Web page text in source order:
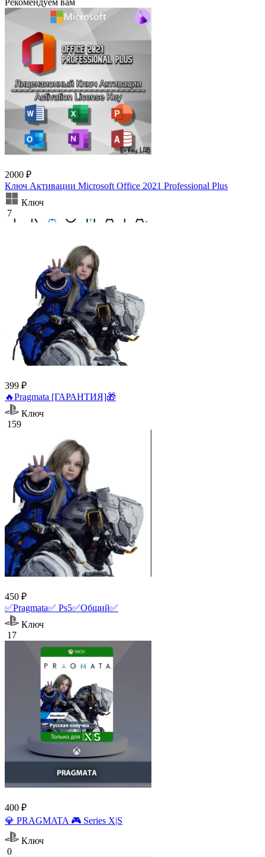
Рекомендуем вам
2000 ₽
Ключ Активации Microsoft Office 2021 Professional Plus
Ключ
7
399 ₽
🔥Pragmata [ГАРАНТИЯ]🎁
Ключ
159
450 ₽
✅Pragmata✅ Ps5✅Общий✅
Ключ
17
400 ₽
💎 PRAGMATA 🎮 Series X|S
Ключ
0